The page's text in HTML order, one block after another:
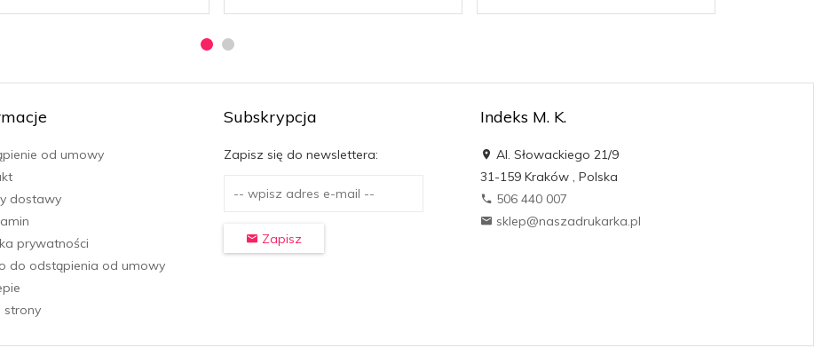
od umowy
dostawy
prywatności
do odstąpienia od umowy
strony
Subskrypcja
Zapisz się do newslettera:
Zapisz
Indeks M. K.
Al. Słowackiego 21/9
31-159 Kraków, Polska
506 440 007
sklep@naszadrukarka.pl